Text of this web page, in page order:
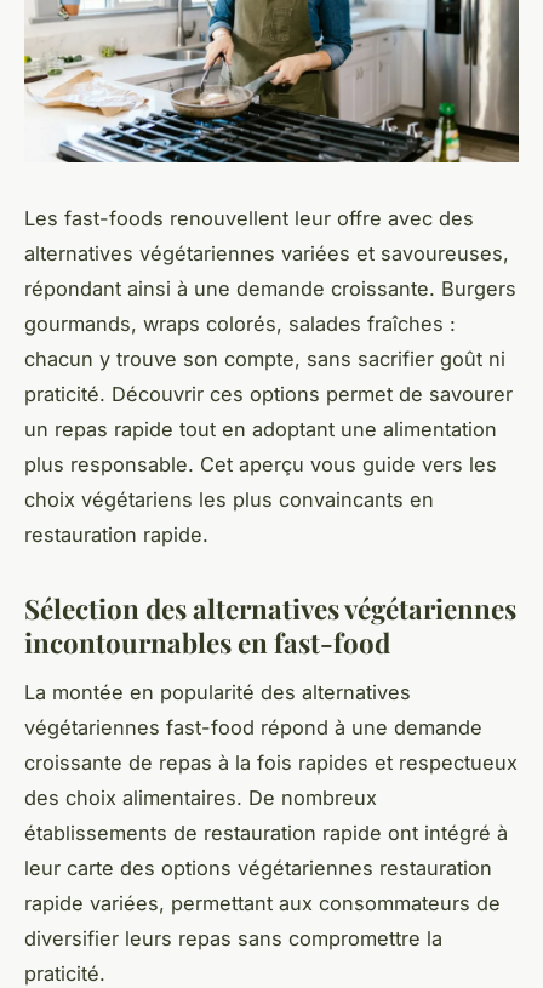
Les fast-foods renouvellent leur offre avec des
alternatives végétariennes variées et savoureuses,
répondant ainsi à une demande croissante. Burgers
gourmands, wraps colorés, salades fraîches :
chacun y trouve son compte, sans sacrifier goût ni
praticité. Découvrir ces options permet de savourer
un repas rapide tout en adoptant une alimentation
plus responsable. Cet aperçu vous guide vers les
choix végétariens les plus convaincants en
restauration rapide.
Sélection des alternatives végétariennes
incontournables en fast-food
La montée en popularité des alternatives
végétariennes fast-food répond à une demande
croissante de repas à la fois rapides et respectueux
des choix alimentaires. De nombreux
établissements de restauration rapide ont intégré à
leur carte des options végétariennes restauration
rapide variées, permettant aux consommateurs de
diversifier leurs repas sans compromettre la
praticité.